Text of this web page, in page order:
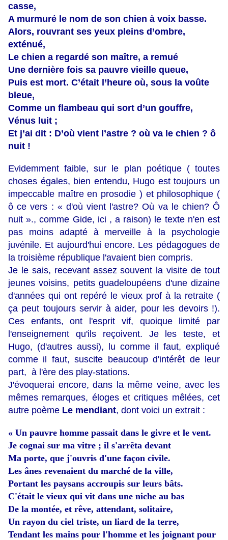
casse,
A murmuré le nom de son chien à voix basse.
Alors, rouvrant ses yeux pleins d’ombre,
exténué,
Le chien a regardé son maître, a remué
Une dernière fois sa pauvre vieille queue,
Puis est mort. C’était l’heure où, sous la voûte
bleue,
Comme un flambeau qui sort d’un gouffre,
Vénus luit ;
Et j’ai dit : D’où vient l’astre ? où va le chien ? ô
nuit !
Evidemment faible, sur le plan poétique ( toutes
choses égales, bien entendu, Hugo est toujours un
impeccable maître en prosodie ) et philosophique (
ô ce vers : « d'où vient l'astre? Où va le chien? Ô
nuit »., comme Gide, ici , a raison) le texte n'en est
pas moins adapté à merveille à la psychologie
juvénile. Et aujourd'hui encore. Les pédagogues de
la troisième république l'avaient bien compris.
Je le sais, recevant assez souvent la visite de tout
jeunes voisins, petits guadeloupéens d'une dizaine
d'années qui ont repéré le vieux prof à la retraite (
ça peut toujours servir à aider, pour les devoirs !).
Ces enfants, ont l'esprit vif, quoique limité par
l'enseignement qu'ils reçoivent. Je les teste, et
Hugo, (d'autres aussi), lu comme il faut, expliqué
comme il faut, suscite beaucoup d'intérêt de leur
part, à l'ère des play-stations.
J'évoquerai encore, dans la même veine, avec les
mêmes remarques, éloges et critiques mêlées, cet
autre poème Le mendiant, dont voici un extrait :
« Un pauvre homme passait dans le givre et le vent.
Je cognai sur ma vitre ; il s'arrêta devant
Ma porte, que j'ouvris d'une façon civile.
Les ânes revenaient du marché de la ville,
Portant les paysans accroupis sur leurs bâts.
C'était le vieux qui vit dans une niche au bas
De la montée, et rêve, attendant, solitaire,
Un rayon du ciel triste, un liard de la terre,
Tendant les mains pour l'homme et les joignant pour